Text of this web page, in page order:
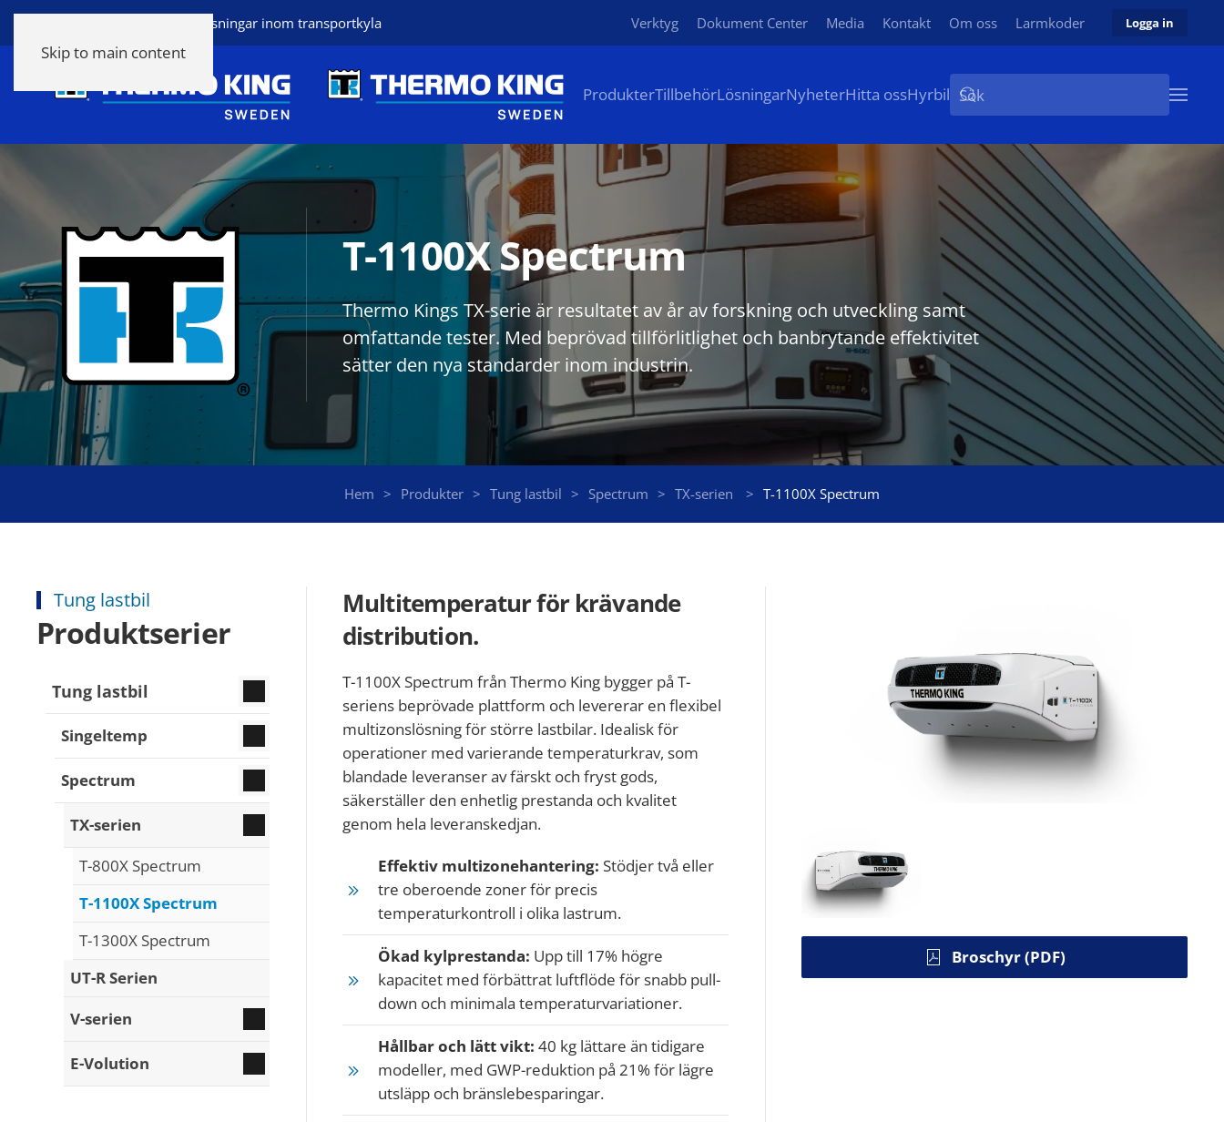
Skip to main content
Thermo King heltäckande lösningar inom transportkyla Verktyg Dokument Center Media Kontakt Om oss Larmkoder Logga in
ProdukterTillbehörLösningarNyheterHitta ossHyrbil
T-1100X Spectrum
Thermo Kings TX-serie är resultatet av år av forskning och utveckling samt
omfattande tester. Med beprövad tillförlitlighet och banbrytande effektivitet
sätter den nya standarder inom industrin.
Hem Produkter Tung lastbil Spectrum TX-serien T-1100X Spectrum
Multitemperatur för krävande
distribution.
T-1100X Spectrum från Thermo King bygger på T-
seriens beprövade plattform och levererar en flexibel
multizonslösning för större lastbilar. Idealisk för
operationer med varierande temperaturkrav, som
blandade leveranser av färskt och fryst gods,
säkerställer den enhetlig prestanda och kvalitet
genom hela leveranskedjan.
Effektiv multizonehantering: Stödjer två eller
tre oberoende zoner för precis
temperaturkontroll i olika lastrum.
Ökad kylprestanda: Upp till 17% högre
kapacitet med förbättrat luftflöde för snabb pull-
down och minimala temperaturvariationer.
Hållbar och lätt vikt: 40 kg lättare än tidigare
modeller, med GWP-reduktion på 21% för lägre
utsläpp och bränslebesparingar.
Broschyr (PDF)
Tung lastbil
Produktserier
Tung lastbil
Singeltemp
Spectrum
TX-serien
T-800X Spectrum
T-1100X Spectrum
T-1300X Spectrum
UT-R Serien
V-serien
E-Volution